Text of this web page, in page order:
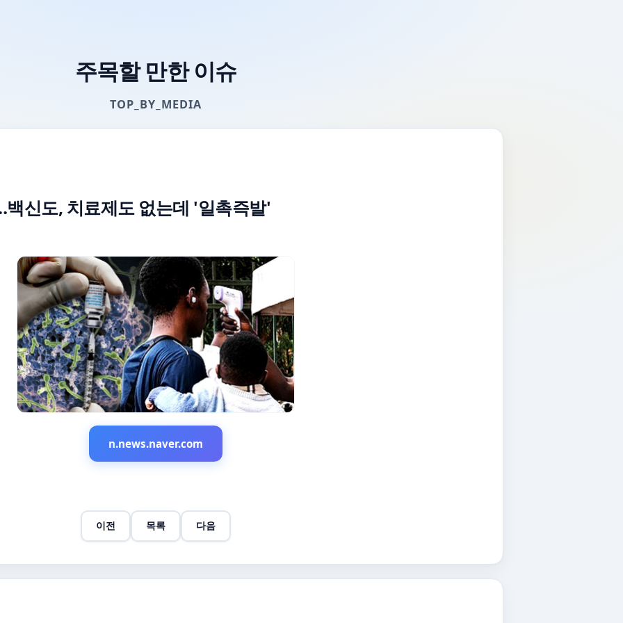
주목할 만한 이슈
TOP_BY_MEDIA
신도, 치료제도 없는데 '일촉즉발'
n.news.naver.com
이전 목록 다음